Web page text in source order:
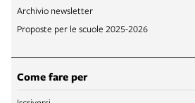
Archivio newsletter
Proposte per le scuole 2025-2026
Come fare per